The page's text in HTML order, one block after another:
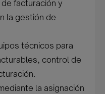
facturación y
la gestión de
técnicos para
control de
la asignación